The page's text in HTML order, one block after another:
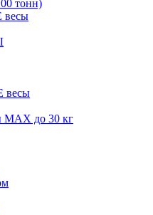
тонн)
MAX до 30 кг